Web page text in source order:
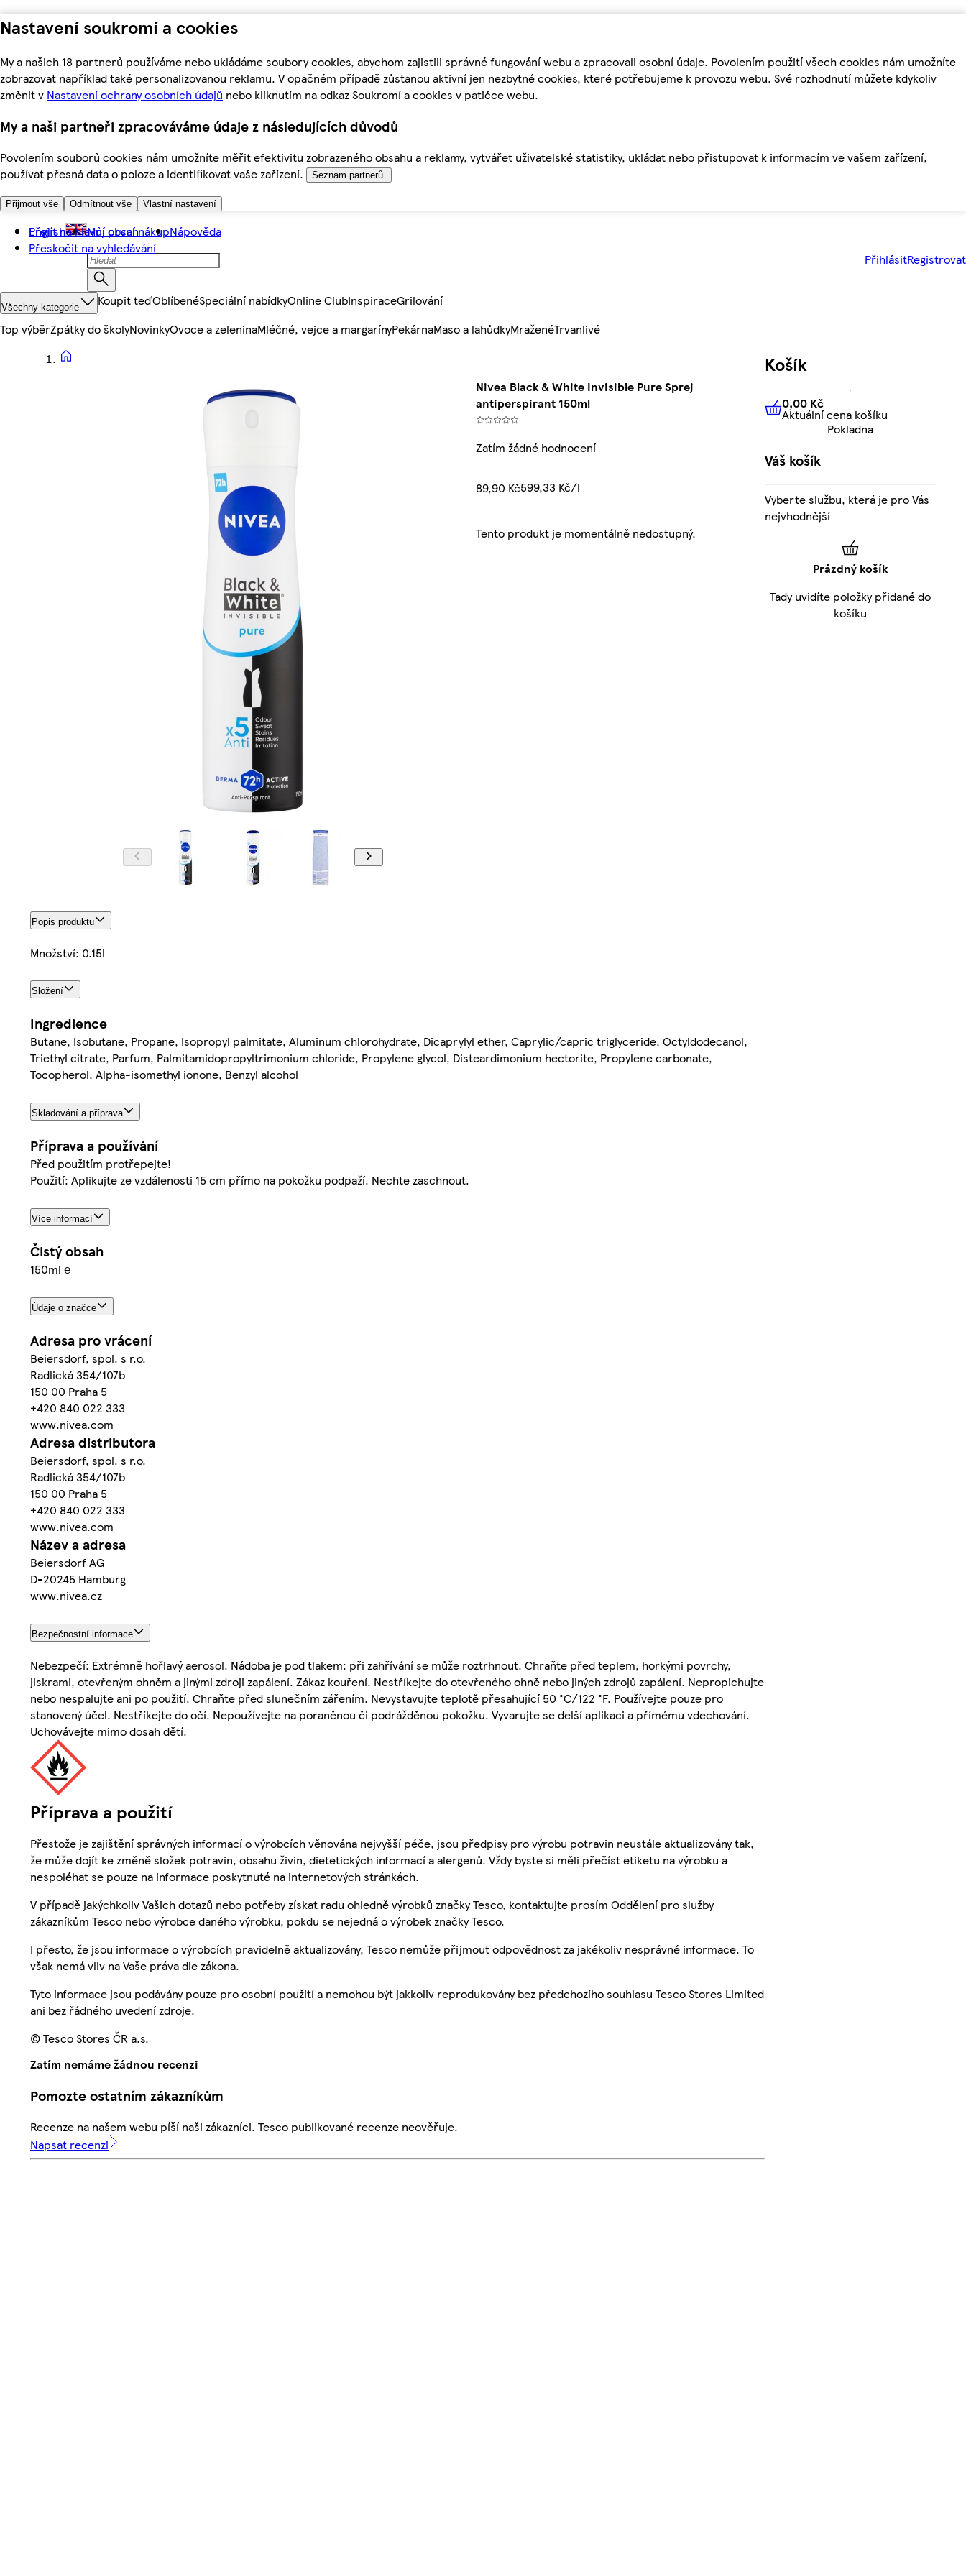
Nastavení soukromí a cookies
My a našich 18 partnerů používáme nebo ukládáme soubory cookies, abychom zajistili správné fungování webu a zpracovali osobní údaje. Povolením použití všech cookies nám umožníte
zobrazovat například také personalizovanou reklamu. V opačném případě zůstanou aktivní jen nezbytné cookies, které potřebujeme k provozu webu. Své rozhodnutí můžete kdykoliv
změnit v Nastavení ochrany osobních údajů nebo kliknutím na odkaz Soukromí a cookies v patičce webu.
My a naši partneři zpracováváme údaje z následujících důvodů
Povolením souborů cookies nám umožníte měřit efektivitu zobrazeného obsahu a reklamy, vytvářet uživatelské statistiky, ukládat nebo přistupovat k informacím ve vašem zařízení,
používat přesná data o poloze a identifikovat vaše zařízení.
Seznam partnerů.
Přijmout vše Odmítnout vše Vlastní nastavení
Přejít na hlavní obsah
Přeskočit na vyhledávání
English Můj první nákupNápověda
PřihlásitRegistrovat
Všechny kategorie Koupit teďOblíbenéSpeciální nabídkyOnline ClubInspiraceGrilování
Top výběrZpátky do školyNovinkyOvoce a zeleninaMléčné, vejce a margarínyPekárnaMaso a lahůdkyMraženéTrvanlivé
Nivea Black & White Invisible Pure Sprej
antiperspirant 150ml
Zatím žádné hodnocení
89,90 Kč599,33 Kč/l
Tento produkt je momentálně nedostupný.
Popis produktu
Množství: 0.15l
Složení
Ingredience
Butane, Isobutane, Propane, Isopropyl palmitate, Aluminum chlorohydrate, Dicaprylyl ether, Caprylic/capric triglyceride, Octyldodecanol,
Triethyl citrate, Parfum, Palmitamidopropyltrimonium chloride, Propylene glycol, Disteardimonium hectorite, Propylene carbonate,
Tocopherol, Alpha-isomethyl ionone, Benzyl alcohol
Skladování a příprava
Příprava a používání
Před použitím protřepejte!
Použití: Aplikujte ze vzdálenosti 15 cm přímo na pokožku podpaží. Nechte zaschnout.
Více informací
Čistý obsah
150ml ℮
Údaje o značce
Adresa pro vrácení
Beiersdorf, spol. s r.o.
Radlická 354/107b
150 00 Praha 5
+420 840 022 333
www.nivea.com
Adresa distributora
Beiersdorf, spol. s r.o.
Radlická 354/107b
150 00 Praha 5
+420 840 022 333
www.nivea.com
Název a adresa
Beiersdorf AG
D-20245 Hamburg
www.nivea.cz
Bezpečnostní informace
Nebezpečí: Extrémně hořlavý aerosol. Nádoba je pod tlakem: při zahřívání se může roztrhnout. Chraňte před teplem, horkými povrchy,
jiskrami, otevřeným ohněm a jinými zdroji zapálení. Zákaz kouření. Nestříkejte do otevřeného ohně nebo jiných zdrojů zapálení. Nepropichujte
nebo nespalujte ani po použití. Chraňte před slunečním zářením. Nevystavujte teplotě přesahující 50 °C/122 °F. Používejte pouze pro
stanovený účel. Nestříkejte do očí. Nepoužívejte na poraněnou či podrážděnou pokožku. Vyvarujte se delší aplikaci a přímému vdechování.
Uchovávejte mimo dosah dětí.
Příprava a použití
Přestože je zajištění správných informací o výrobcích věnována nejvyšší péče, jsou předpisy pro výrobu potravin neustále aktualizovány tak,
že může dojít ke změně složek potravin, obsahu živin, dietetických informací a alergenů. Vždy byste si měli přečíst etiketu na výrobku a
nespoléhat se pouze na informace poskytnuté na internetových stránkách.
V případě jakýchkoliv Vašich dotazů nebo potřeby získat radu ohledně výrobků značky Tesco, kontaktujte prosím Oddělení pro služby
zákazníkům Tesco nebo výrobce daného výrobku, pokdu se nejedná o výrobek značky Tesco.
I přesto, že jsou informace o výrobcích pravidelně aktualizovány, Tesco nemůže přijmout odpovědnost za jakékoliv nesprávné informace. To
však nemá vliv na Vaše práva dle zákona.
Tyto informace jsou podávány pouze pro osobní použití a nemohou být jakkoliv reprodukovány bez předchozího souhlasu Tesco Stores Limited
ani bez řádného uvedení zdroje.
© Tesco Stores ČR a.s.
Zatím nemáme žádnou recenzi
Pomozte ostatním zákazníkům
Recenze na našem webu píší naši zákazníci. Tesco publikované recenze neověřuje.
Napsat recenzi
Košík
0,00 KčAktuální cena košíku
0,00 Kč
Aktuální cena košíku
Pokladna
Váš košík
Vyberte službu, která je pro Vás
nejvhodnější
Prázdný košík
Tady uvidíte položky přidané do
košíku